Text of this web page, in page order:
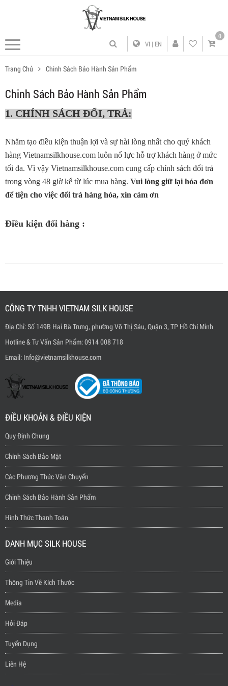
VI | EN
0
Trang Chủ Chinh Sách Bảo Hành Sản Phẩm
Chinh Sách Bảo Hành Sản Phẩm
1. CHÍNH SÁCH ĐỔI, TRẢ:
Nhằm tạo điều kiện thuận lợi và sự hài lòng nhất cho quý khách
hàng Vietnamsilkhouse.com luôn nổ lực hỗ trợ khách hàng ở mức
tối đa. Vì vậy Vietnamsilkhouse.com cung cấp chính sách đổi trả
trong vòng 48 giờ kể từ lúc mua hàng. Vui lòng giữ lại hóa đơn
để tiện cho việc đổi trả hàng hóa, xin cảm ơn
Điều kiện đổi hàng :
CÔNG TY TNHH VIETNAM SILK HOUSE
Địa Chỉ: Số 149B Hai Bà Trưng, phường Võ Thị Sáu, Quận 3, TP Hồ Chí Minh
Hotline & Tư Vấn Sản Phẩm: 0914 008 718
Email: Info@vietnamsilkhouse.com
ĐIỀU KHOẢN & ĐIỀU KIỆN
Quy Định Chung
Chính Sách Bảo Mật
Các Phương Thức Vận Chuyển
Chinh Sách Bảo Hành Sản Phẩm
Hình Thức Thanh Toán
DANH MỤC SILK HOUSE
Giới Thiệu
Thông Tin Về Kích Thước
Media
Hỏi Đáp
Tuyển Dụng
Liên Hệ